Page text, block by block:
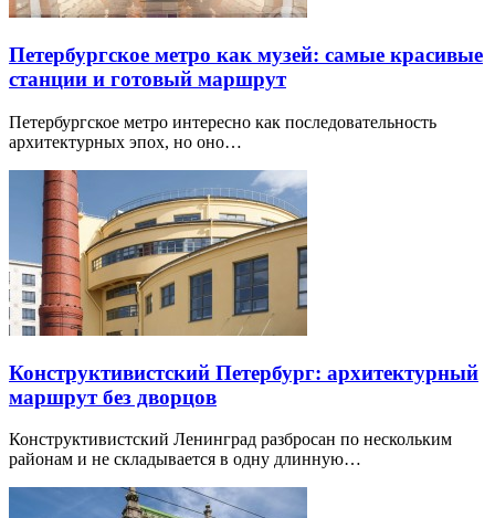
Петербургское метро как музей: самые красивые
станции и готовый маршрут
Петербургское метро интересно как последовательность
архитектурных эпох, но оно…
Конструктивистский Петербург: архитектурный
маршрут без дворцов
Конструктивистский Ленинград разбросан по нескольким
районам и не складывается в одну длинную…